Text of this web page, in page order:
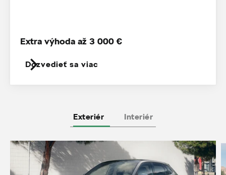
Dozvedieť sa viac
Extra výhoda až 3 000 €
Exteriér Interiér